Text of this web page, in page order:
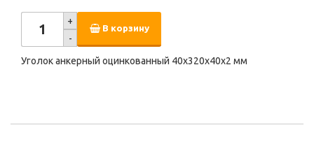
+
-
В корзину
Уголок анкерный оцинкованный 40х320х40х2 мм